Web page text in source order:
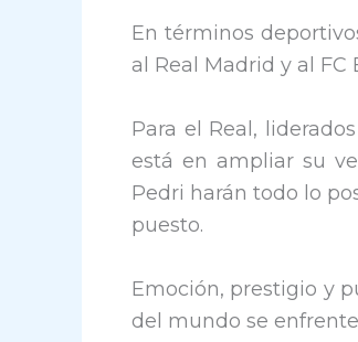
En términos
al Real Madrid y al
Para el Real,
está en ampliar su
Pedri harán todo lo
puesto.
Emoción, prestigio y
del mundo se